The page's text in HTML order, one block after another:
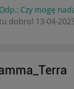
Odp.: Czy mogę
dobro! ‎13-04-